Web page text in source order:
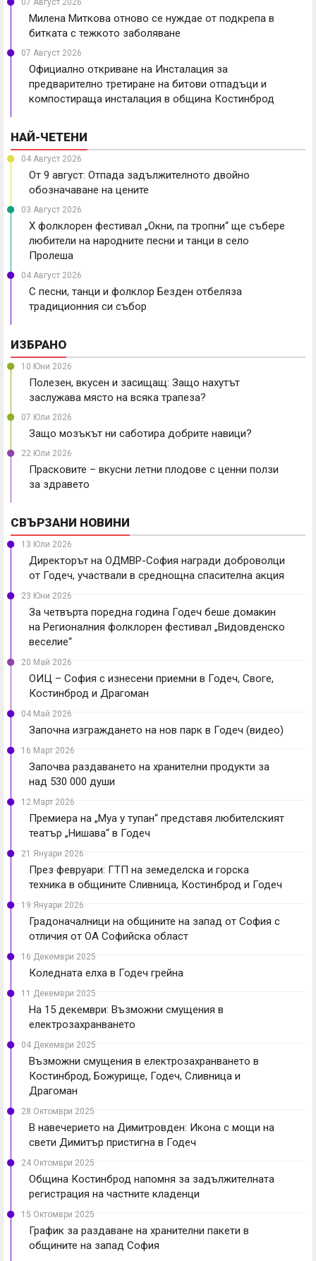
07 Август 2026
Милена Миткова отново се нуждае от подкрепа в
битката с тежкото заболяване
07 Август 2026
Официално откриване на Инсталация за
предварително третиране на битови отпадъци и
компостираща инсталация в община Костинброд
НАЙ-ЧЕТЕНИ
04 Август 2026
От 9 август: Отпада задължителното двойно
обозначаване на цените
03 Август 2026
X фолклорен фестивал „Окни, па тропни“ ще събере
любители на народните песни и танци в село
Пролеша
04 Август 2026
С песни, танци и фолклор Безден отбеляза
традиционния си събор
ИЗБРАНО
10 Юни 2026
Полезен, вкусен и засищащ: Защо нахутът
заслужава място на всяка трапеза?
07 Юли 2026
Защо мозъкът ни саботира добрите навици?
22 Юли 2026
Прасковите – вкусни летни плодове с ценни ползи
за здравето
СВЪРЗАНИ НОВИНИ
13 Юли 2026
Директорът на ОДМВР-София награди доброволци
от Годеч, участвали в среднощна спасителна акция
23 Юни 2026
За четвърта поредна година Годеч беше домакин
на Регионалния фолклорен фестивал „Видовденско
веселие“
20 Май 2026
ОИЦ – София с изнесени приемни в Годеч, Своге,
Костинброд и Драгоман
04 Май 2026
Започна изграждането на нов парк в Годеч (видео)
16 Март 2026
Започва раздаването на хранителни продукти за
над 530 000 души
12 Март 2026
Премиера на „Муа у тупан“ представя любителският
театър „Нишава“ в Годеч
21 Януари 2026
През февруари: ГТП на земеделска и горска
техника в общините Сливница, Костинброд и Годеч
19 Януари 2026
Градоначалници на общините на запад от София с
отличия от ОА Софийска област
16 Декември 2025
Коледната елха в Годеч грейна
11 Декември 2025
На 15 декември: Възможни смущения в
електрозахранването
04 Декември 2025
Възможни смущения в електрозахранването в
Костинброд, Божурище, Годеч, Сливница и
Драгоман
28 Октомври 2025
В навечерието на Димитровден: Икона с мощи на
свети Димитър пристигна в Годеч
24 Октомври 2025
Община Костинброд напомня за задължителната
регистрация на частните кладенци
15 Октомври 2025
График за раздаване на хранителни пакети в
общините на запад София